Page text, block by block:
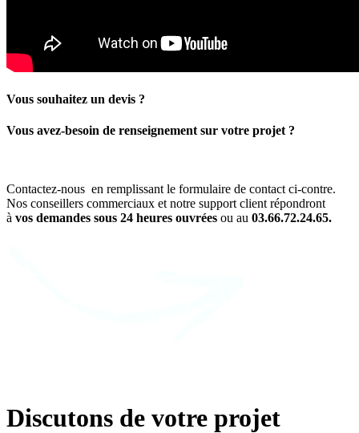
Vous souhaitez un devis ?
Vous avez-besoin de renseignement sur votre projet ?
Contactez-nous en remplissant le formulaire de contact ci-contre.
Nos conseillers commerciaux et notre support client répondront
à vos demandes sous 24 heures ouvrées ou au 03.66.72.24.65.
Discutons de votre projet